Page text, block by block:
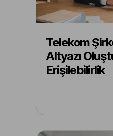
Telekom
Altyazı
Erişilebilirlik